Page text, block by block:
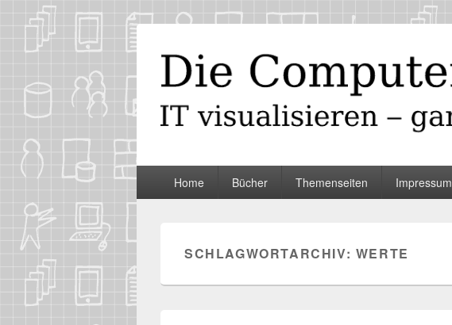
Die Computermaler
PrimäresHome Bücher Themenseiten Impressum
SCHLAGWORTARCHIV: WERTE